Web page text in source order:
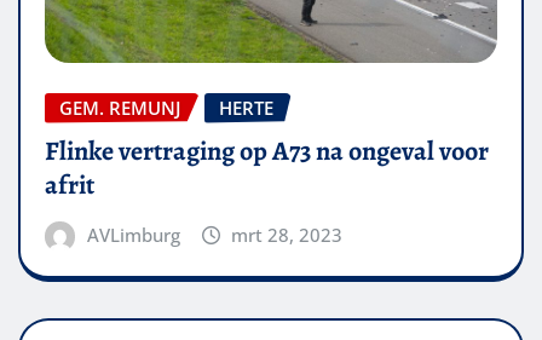
GEM. REMUNJ HERTE
Flinke vertraging op A73 na ongeval voor
afrit
AVLimburg mrt 28, 2023